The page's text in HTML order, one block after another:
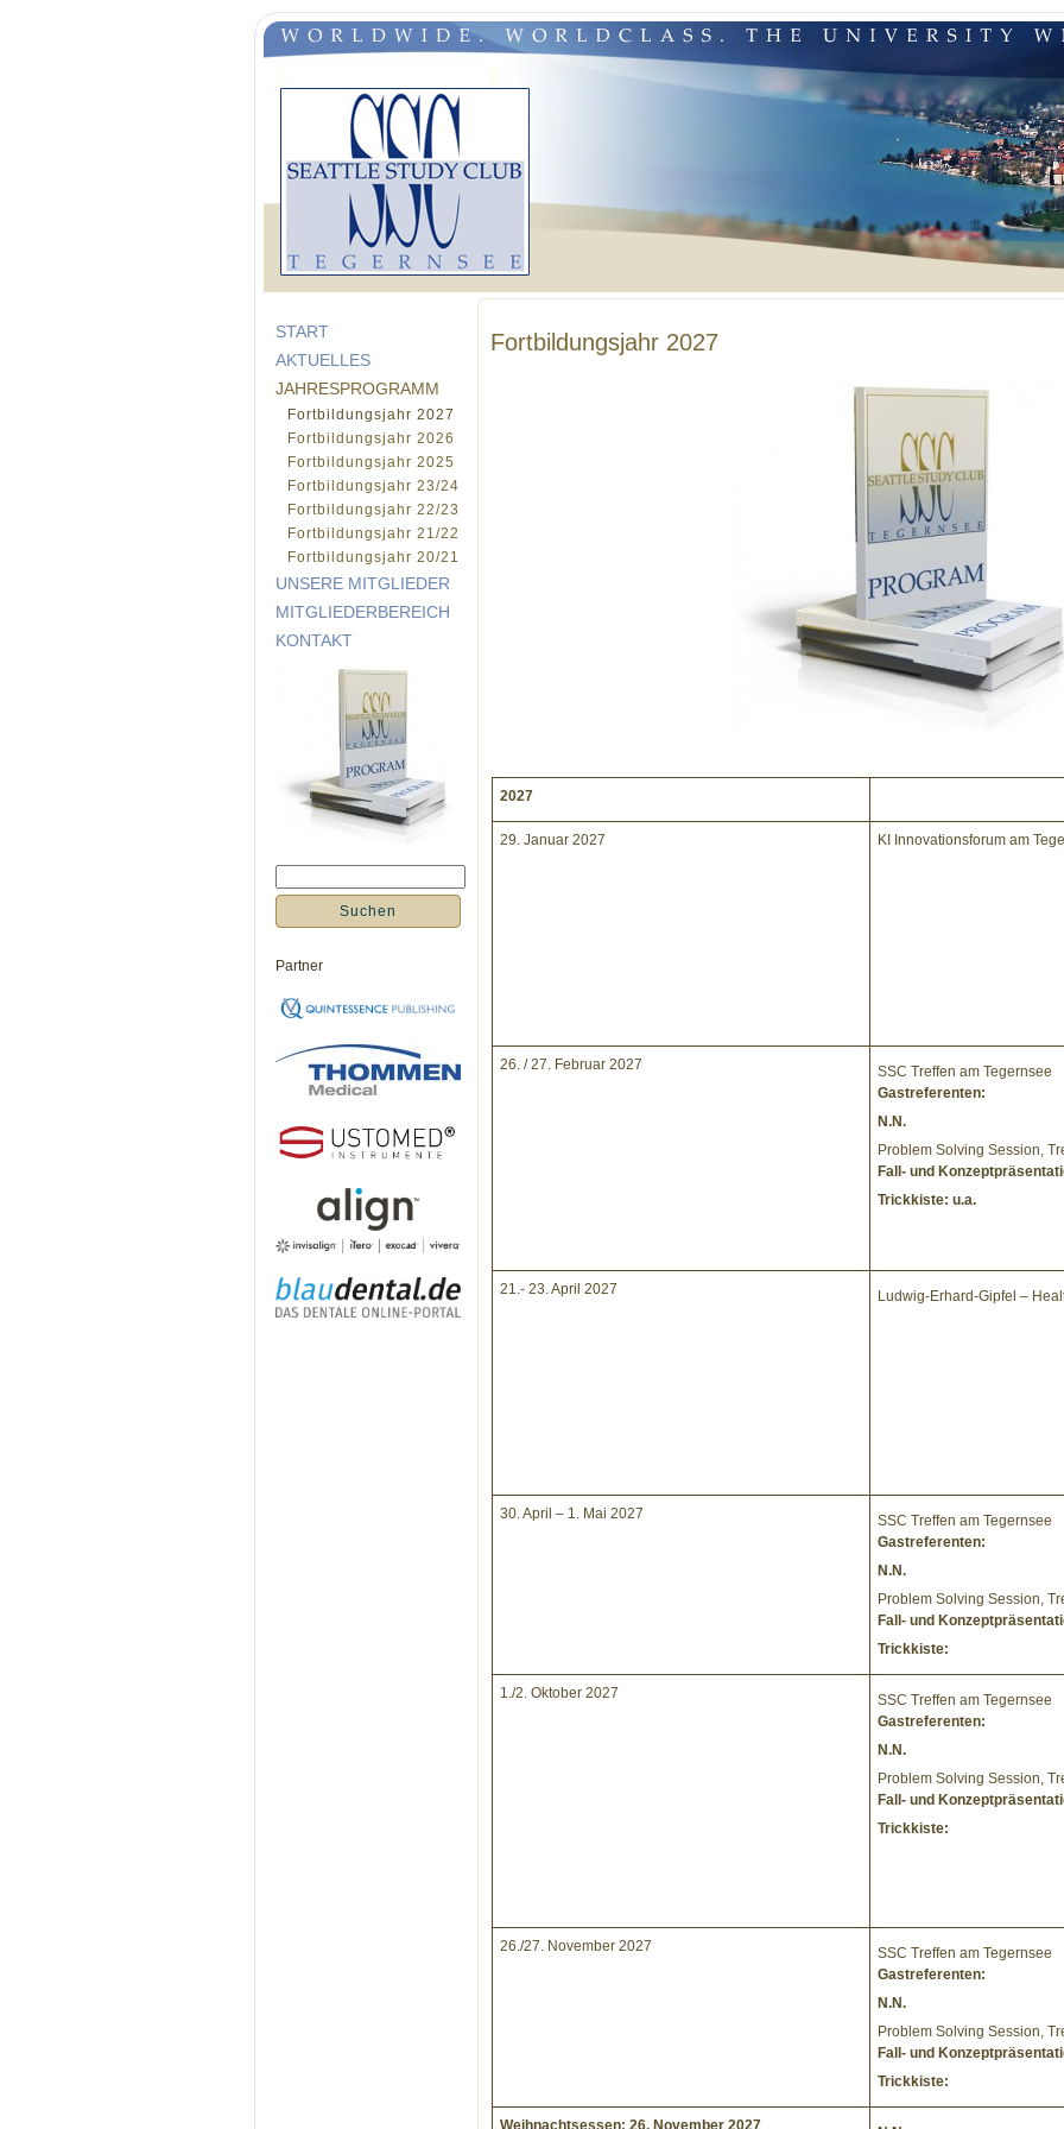
START
AKTUELLES
JAHRESPROGRAMM
Fortbildungsjahr 2027
Fortbildungsjahr 2026
Fortbildungsjahr 2025
Fortbildungsjahr 23/24
Fortbildungsjahr 22/23
Fortbildungsjahr 21/22
Fortbildungsjahr 20/21
UNSERE MITGLIEDER
MITGLIEDERBEREICH
KONTAKT
Partner
Fortbildungsjahr 2027
2027
29. Januar 2027 KI Innovationsforum am
26. / 27. Februar 2027
SSC Treffen am Tegernsee
Gastreferenten:
N.N.
Problem Solving Session,
Fall- und
Trickkiste: u.a.
21.- 23. April 2027 Ludwig-Erhard-Gipfel –
30. April – 1. Mai 2027
SSC Treffen am Tegernsee
Gastreferenten:
N.N.
Problem Solving Session,
Fall- und
Trickkiste:
1./2. Oktober 2027
SSC Treffen am Tegernsee
Gastreferenten:
N.N.
Problem Solving Session,
Fall- und
Trickkiste:
26./27. November 2027
SSC Treffen am Tegernsee
Gastreferenten:
N.N.
Problem Solving Session,
Fall- und
Trickkiste:
Weihnachtsessen: 26. November 2027